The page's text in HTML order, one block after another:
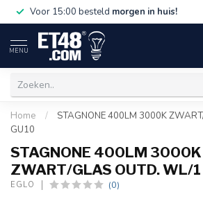
Voor 15:00 besteld morgen in huis!
MENU
Home /
STAGNONE 400LM 3000K
GU10
STAGNONE 400LM 3000K
ZWART/GLAS OUTD. WL/
EGLO (0)